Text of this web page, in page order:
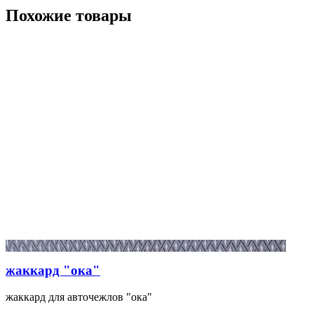
Похожие товары
жаккард "ока"
жаккард для авточежлов "ока"